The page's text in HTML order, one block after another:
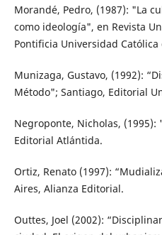
Morandé, Pedro, (1987): "La
como ideología", en Revista
Pontificia Universidad Católica
Munizaga, Gustavo, (1992):
Método"; Santiago, Editorial
Negroponte, Nicholas,
Editorial Atlántida.
Ortiz, Renato (1997):
Aires, Alianza Editorial.
Outtes, Joel (2002):